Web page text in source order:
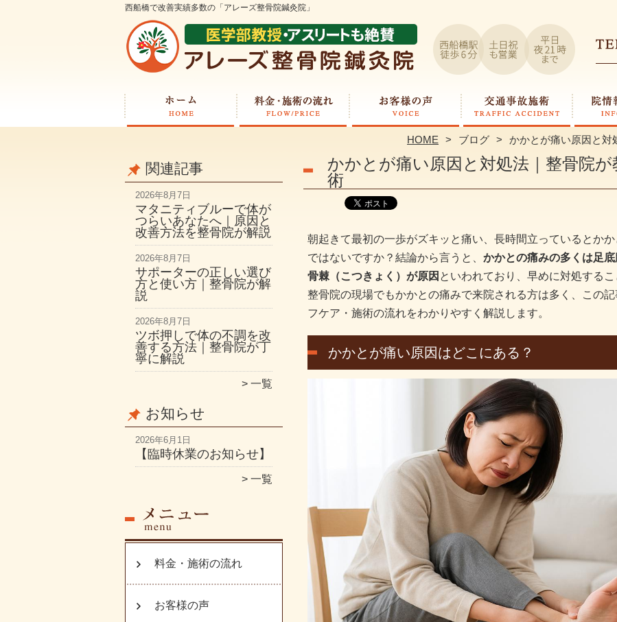
西船橋で改善実績多数の「アレーズ整骨院鍼灸院」
HOME ブログ かかとが痛い原因と対
関連記事
2026年8月7日
マタニティブルーで体が
つらいあなたへ｜原因と
改善方法を整骨院が解説
2026年8月7日
サポーターの正しい選び
方と使い方｜整骨院が解
説
2026年8月7日
ツボ押しで体の不調を改
善する方法｜整骨院が丁
寧に解説
一覧
お知らせ
2026年6月1日
【臨時休業のお知らせ】
一覧
料金・施術の流れ
お客様の声
かかとが痛い原因と対処法｜整骨院
術
朝起きて最初の一歩がズキッと痛い、長時間立っているとか
ではないですか？結論から言うと、 かかとの痛みの多くは足
骨棘（こつきょく）が原因 といわれており、早めに対処する
整骨院の現場でもかかとの痛みで来院される方は多く、この
フケア・施術の流れをわかりやすく解説します。
かかとが痛い原因はどこにある？